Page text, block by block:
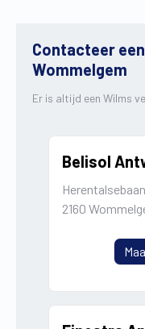
Contacteer
Wommelgem
Er is altijd een Wilms
Belisol
2160